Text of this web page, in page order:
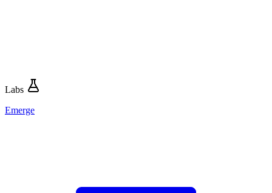
Labs
Emerge